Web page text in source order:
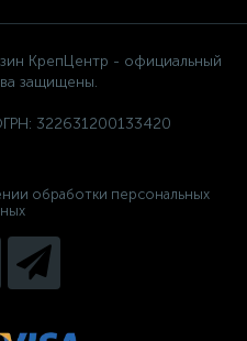
КрепЦентр - официальный
защищены.
322631200133420
обработки персональных